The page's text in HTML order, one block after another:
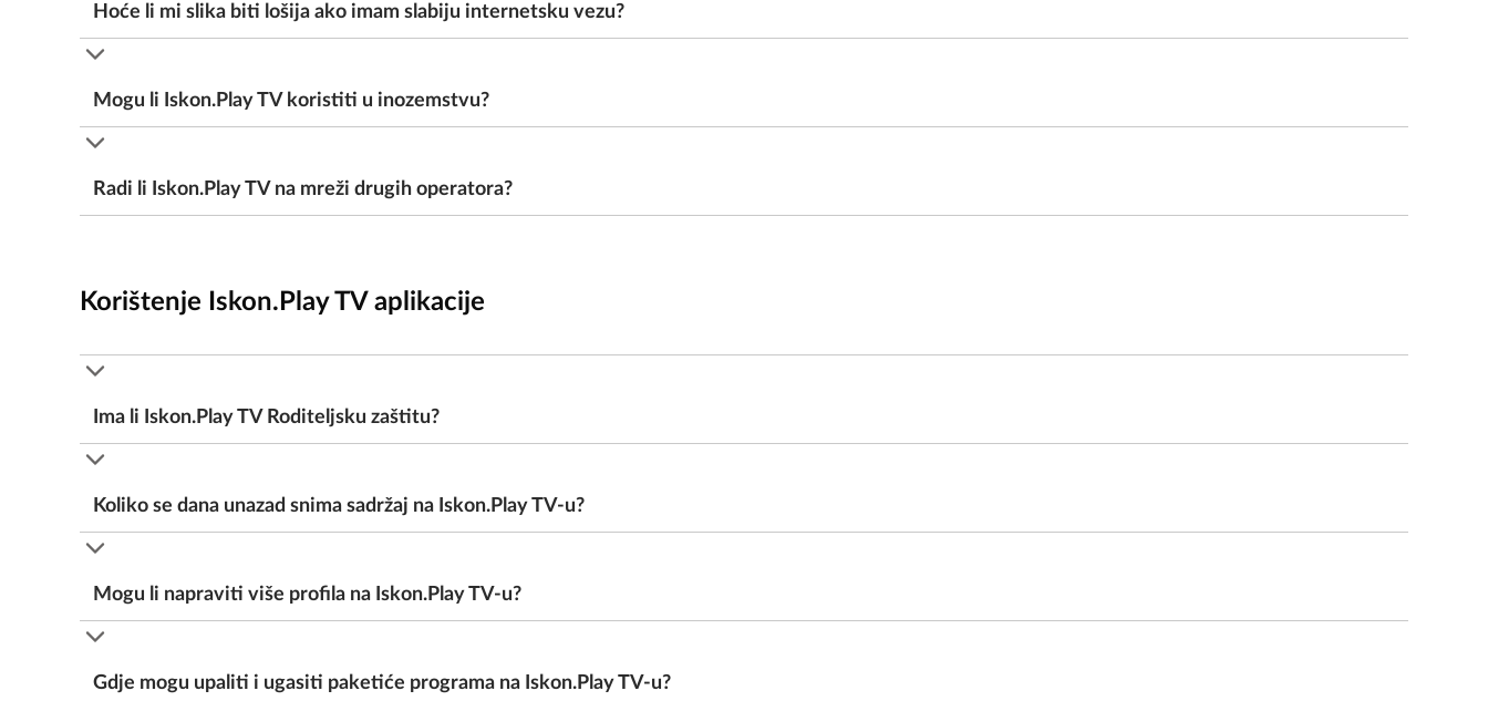
Hoće li mi slika biti lošija ako imam slabiju internetsku vezu?
Mogu li Iskon.Play TV koristiti u inozemstvu?
Radi li Iskon.Play TV na mreži drugih operatora?
Korištenje Iskon.Play TV aplikacije
Ima li Iskon.Play TV Roditeljsku zaštitu?
Koliko se dana unazad snima sadržaj na Iskon.Play TV-u?
Mogu li napraviti više profila na Iskon.Play TV-u?
Gdje mogu upaliti i ugasiti paketiće programa na Iskon.Play TV-u?